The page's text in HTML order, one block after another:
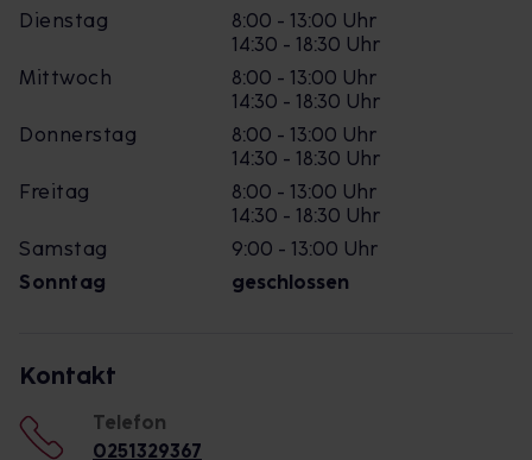
Dienstag
8:00 - 13:00 Uhr
14:30 - 18:30 Uhr
Mittwoch
8:00 - 13:00 Uhr
14:30 - 18:30 Uhr
Donnerstag
8:00 - 13:00 Uhr
14:30 - 18:30 Uhr
Freitag
8:00 - 13:00 Uhr
14:30 - 18:30 Uhr
Samstag
9:00 - 13:00 Uhr
Sonntag
geschlossen
Kontakt
Telefon
0251329367